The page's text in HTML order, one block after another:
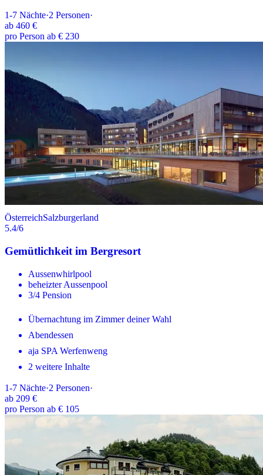
1-7 Nächte·2 Personen·
ab 460 €
pro Person ab € 230
ÖsterreichSalzburgerland
5.4/6
Gemütlichkeit im Bergresort
Aussenwhirlpool
beheizter Aussenpool
3/4 Pension
Übernachtung im Zimmer deiner Wahl
Abendessen
aja SPA Werfenweng
2 weitere Inhalte
1-7 Nächte·2 Personen·
ab 209 €
pro Person ab € 105